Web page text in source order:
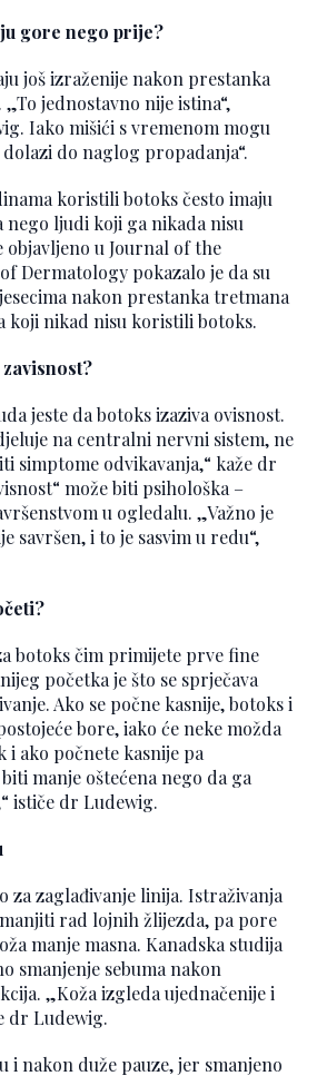
gore nego prije?
još izraženije nakon prestanka
jednostavno nije istina“,
Iako mišići s vremenom mogu
do naglog propadanja“.
koristili botoks često imaju
ljudi koji ga nikada nisu
u Journal of the
Dermatology pokazalo je da su
nakon prestanka tretmana
koji nikad nisu koristili botoks.
jeste da botoks izaziva ovisnost.
na centralni nervni sistem, ne
simptome odvikavanja,“ kaže dr
može biti psihološka –
u ogledalu. „Važno je
savršen, i to je sasvim u redu“,
botoks čim primijete prve fine
početka je što se sprječava
Ako se počne kasnije, botoks i
bore, iako će neke možda
i ako počnete kasnije pa
manje oštećena nego da ga
ističe dr Ludewig.
za zaglađivanje linija. Istraživanja
rad lojnih žlijezda, pa pore
manje masna. Kanadska studija
smanjenje sebuma nakon
„Koža izgleda ujednačenije i
dr Ludewig.
i nakon duže pauze, jer smanjeno